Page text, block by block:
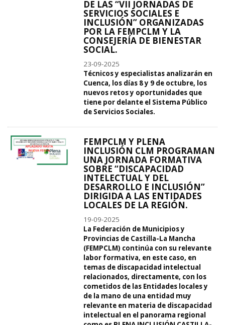
DE LAS “VII JORNADAS DE
SERVICIOS SOCIALES E
INCLUSIÓN” ORGANIZADAS
POR LA FEMPCLM Y LA
CONSEJERÍA DE BIENESTAR
SOCIAL.
23-09-2025
Técnicos y especialistas analizarán en
Cuenca, los días 8 y 9 de octubre, los
nuevos retos y oportunidades que
tiene por delante el Sistema Público
de Servicios Sociales.
FEMPCLM Y PLENA
INCLUSIÓN CLM PROGRAMAN
UNA JORNADA FORMATIVA
SOBRE “DISCAPACIDAD
INTELECTUAL Y DEL
DESARROLLO E INCLUSIÓN”
DIRIGIDA A LAS ENTIDADES
LOCALES DE LA REGIÓN.
19-09-2025
La Federación de Municipios y
Provincias de Castilla-La Mancha
(FEMPCLM) continúa con su relevante
labor formativa, en este caso, en
temas de discapacidad intelectual
relacionados, directamente, con los
cometidos de las Entidades locales y
de la mano de una entidad muy
relevante en materia de discapacidad
intelectual en el panorama regional